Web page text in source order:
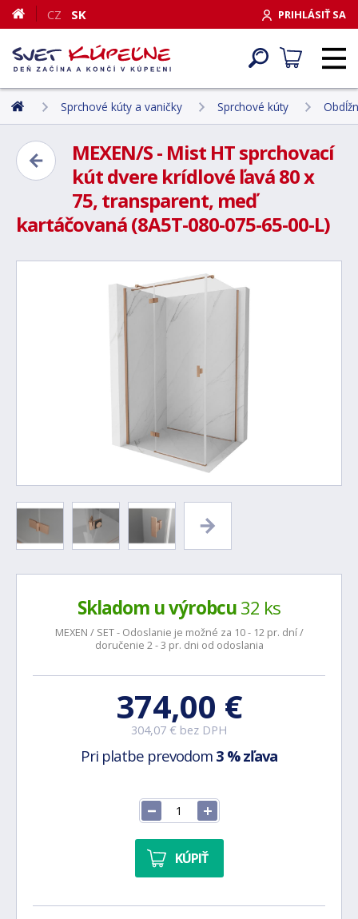
PRIHLÁSIŤ SA
CZ SK
Sprchové kúty a vaničky Sprchové kúty
MEXEN/S - Mist HT sprchovací
kút dvere krídlové ľavá 80 x
75, transparent, meď
kartáčovaná (8A5T-080-075-65-00-L)
Skladom u výrobcu32 ks
MEXEN / SET - Odoslanie je možné za 10 - 12 pr. dní /
doručenie 2 - 3 pr. dni od odoslania
374,00 €
304,07 € bez DPH
Pri platbe prevodom 3 % zľava
KÚPIŤ